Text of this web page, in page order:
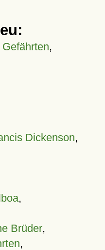
,
Dickenson,
,
Brüder,
,